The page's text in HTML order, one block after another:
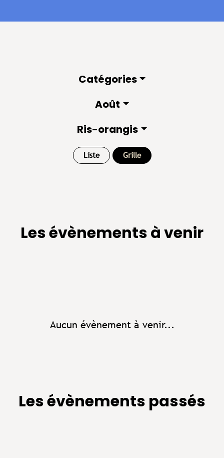
Catégories
Août
Ris-orangis
Liste Grille
Les évènements à venir
Aucun évènement à venir...
Les évènements passés